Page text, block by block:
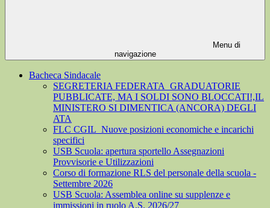
Menu di
navigazione
Bacheca Sindacale
SEGRETERIA FEDERATA_GRADUATORIE
PUBBLICATE, MA I SOLDI SONO BLOCCATI!,IL
MINISTERO SI DIMENTICA (ANCORA) DEGLI
ATA
FLC CGIL_Nuove posizioni economiche e incarichi
specifici
USB Scuola: apertura sportello Assegnazioni
Provvisorie e Utilizzazioni
Corso di formazione RLS del personale della scuola -
Settembre 2026
USB Scuola: Assemblea online su supplenze e
immissioni in ruolo A.S. 2026/27